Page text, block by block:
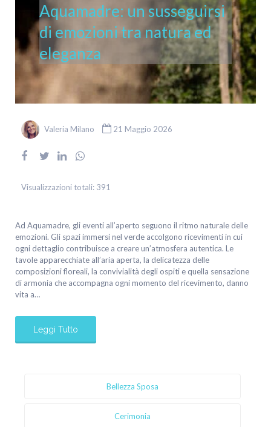
Aquamadre: un susseguirsi
di emozioni tra natura ed
eleganza
Valeria Milano 21 Maggio 2026
Visualizzazioni totali: 391
Ad Aquamadre, gli eventi all’aperto seguono il ritmo naturale delle
emozioni. Gli spazi immersi nel verde accolgono ricevimenti in cui
ogni dettaglio contribuisce a creare un’atmosfera autentica. Le
tavole apparecchiate all’aria aperta, la delicatezza delle
composizioni floreali, la convivialità degli ospiti e quella sensazione
di armonia che accompagna ogni momento del ricevimento, danno
vita a…
Leggi Tutto
Bellezza Sposa
Cerimonia